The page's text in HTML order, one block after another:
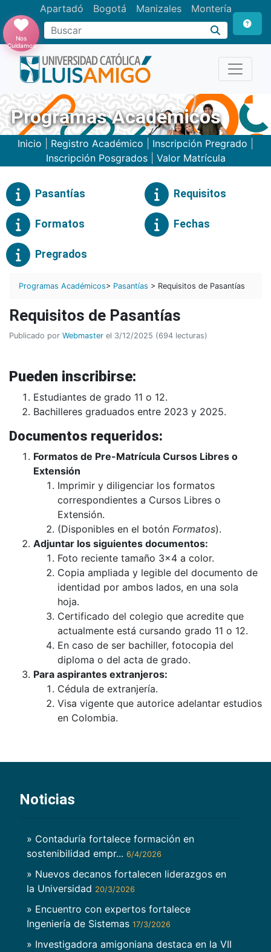
Apartadó Bogotá Manizales Montería
Buscar
Nos
Cuidamos
Programas Académicos
Inicio Registro Académico Inscripción Pregrado
Inscripción Posgrados| Valor Matrícula
Pasantías Requisitos
Formatos Fechas
Pregrados
Programas Académicos> Pasantías > Requisitos de Pasantías
Requisitos de Pasantías
Publicado por Webmaster el 3/12/2025 (694 lecturas)
Pueden inscribirse:
Estudiantes de grado 11 o 12.
Bachilleres graduados entre 2023 y 2025.
Documentos requeridos:
Formatos de Pre-Matrícula Cursos Libres o
Extensión
Imprimir y diligenciar los formatos
correspondientes a Cursos Libres o
Extensión.
(Disponibles en el botón Formatos).
Adjuntar los siguientes documentos:
Foto reciente tamaño 3×4 a color.
Copia ampliada y legible del documento de
identidad por ambos lados, en una sola
hoja.
Certificado del colegio que acredite que
actualmente está cursando grado 11 o 12.
En caso de ser bachiller, fotocopia del
diploma o del acta de grado.
Para aspirantes extranjeros:
Cédula de extranjería.
Visa vigente que autorice adelantar estudios
en Colombia.
Noticias
» Contaduría fortalece formación en
sostenibilidad empr... 6/4/2026
» Nuevos decanos fortalecen liderazgos en
la Universidad 20/3/2026
» Encuentro con expertos fortalece
Ingeniería de Sistemas 17/3/2026
» Investigadora amigoniana destaca en la VII